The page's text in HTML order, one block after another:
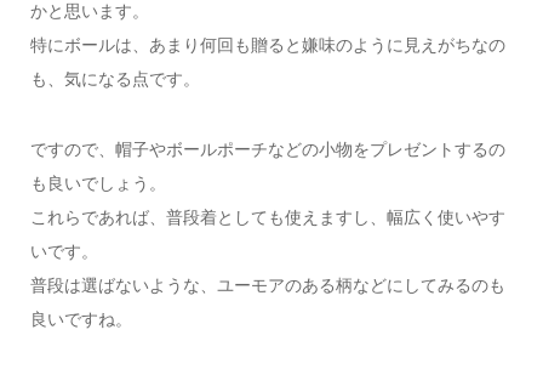
かと思います。
特にボールは、あまり何回も贈ると嫌味のように見えがちなの
も、気になる点です。
ですので、帽子やボールポーチなどの小物をプレゼントするの
も良いでしょう。
これらであれば、普段着としても使えますし、幅広く使いやす
いです。
普段は選ばないような、ユーモアのある柄などにしてみるのも
良いですね。